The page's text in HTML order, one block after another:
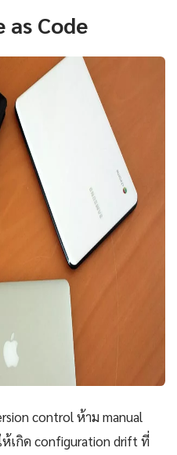
Code
control ห้าม manual
ห้เกิด configuration drift ที่